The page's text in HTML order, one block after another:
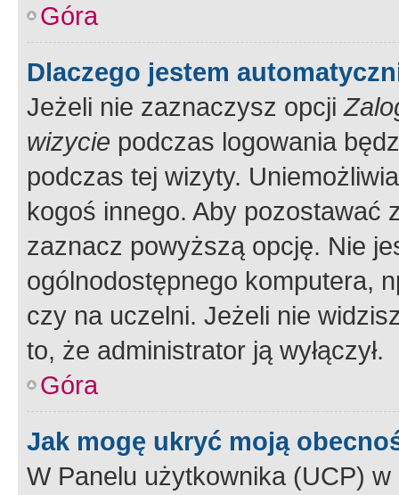
Góra
Dlaczego jestem
Jeżeli nie zaznaczysz opcji
wizycie podczas logowania
podczas tej wizyty.
kogoś innego. Aby pozostawać
zaznacz powyższą opcję. Nie
ogólnodostępnego komputera,
czy na uczelni. Jeżeli nie
to, że administrator ją wyłączył.
Góra
Jak mogę ukryć moją
W Panelu użytkownika (UCP) w